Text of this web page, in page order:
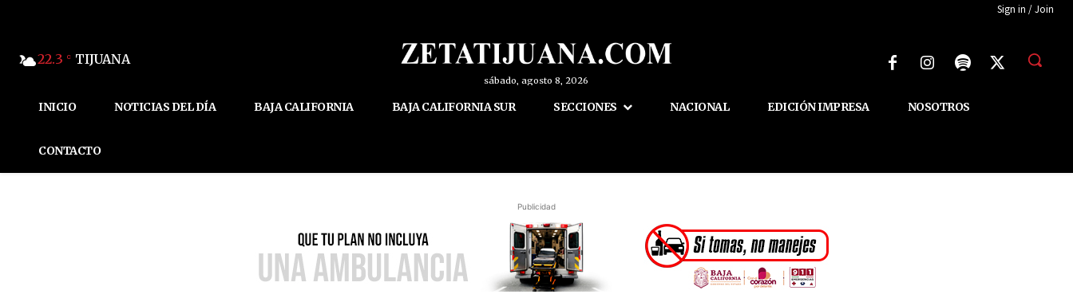
Sign in / Join
22.3 C TIJUANA
sábado, agosto 8, 2026
INICIO NOTICIAS DEL DÍA BAJA CALIFORNIA BAJA CALIFORNIA SUR SECCIONES NACIONAL EDICIÓN IMPRESA NOSOTROS
CONTACTO
Publicidad